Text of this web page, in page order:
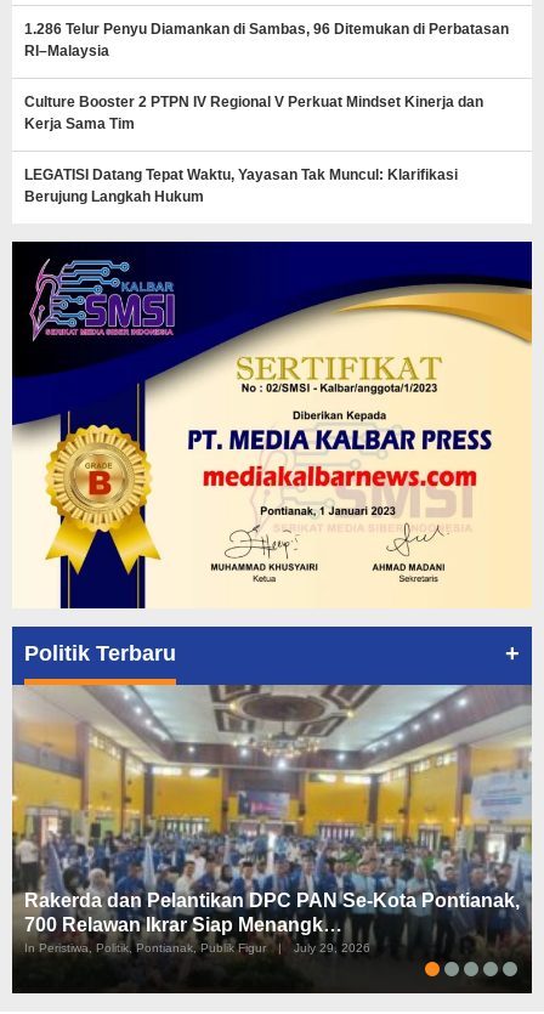
1.286 Telur Penyu Diamankan di Sambas, 96 Ditemukan di Perbatasan
RI–Malaysia
Culture Booster 2 PTPN IV Regional V Perkuat Mindset Kinerja dan
Kerja Sama Tim
LEGATISI Datang Tepat Waktu, Yayasan Tak Muncul: Klarifikasi
Berujung Langkah Hukum
Politik Terbaru +
Rakerda dan Pelantikan DPC PAN Se-Kota Pontianak,
700 Relawan Ikrar Siap Menangk…
In Peristiwa, Politik, Pontianak, Publik Figur | July 29, 2026